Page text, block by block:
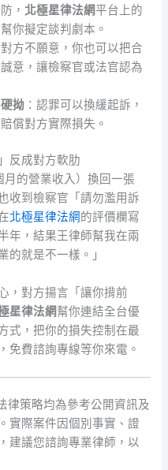
， 北極星律法網平台上的
你擬定談判劇本。
對方不願意，你也可以把合
意，讓檢察官或法官認為
拗 ：認罪可以換緩起訴，
償對方實際損失。
反成對方軟肋
的營業收入）換回一張
收到檢察官「請勿濫用訴
北極星律法網的評價欄寫
年，結果王律師幫我在兩
的就是不一樣。」
，對方揚言「讓你揹前
星律法網幫你連結全台優
式，把你的損失控制在最
免費諮詢專線等你來電。
律策略均為參考公開資訊及
實際案件因個別事實、證
建議您諮詢專業律師，以